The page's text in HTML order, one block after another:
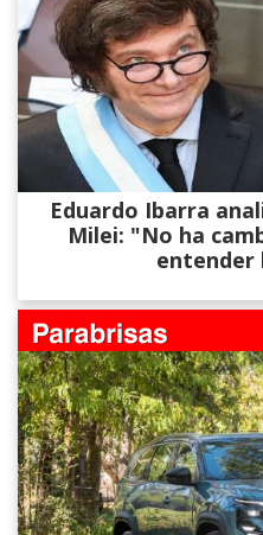
Eduardo Ibarra
Milei: "No ha
entender